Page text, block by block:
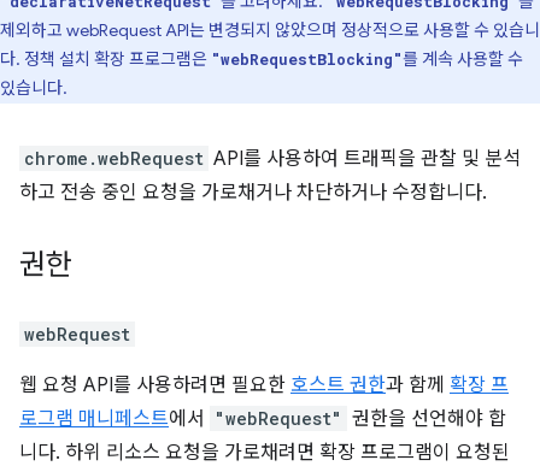
제외하고 webRequest API는 변경되지 않았으며 정상적으로 사용할 수 있습니
다. 정책 설치 확장 프로그램은 "webRequestBlocking"를 계속 사용할 수
있습니다.
chrome.webRequest API를 사용하여 트래픽을 관찰 및 분석
하고 전송 중인 요청을 가로채거나 차단하거나 수정합니다.
권한
webRequest
웹 요청 API를 사용하려면 필요한 호스트 권한과 함께 확장 프
로그램 매니페스트에서 "webRequest" 권한을 선언해야 합
니다. 하위 리소스 요청을 가로채려면 확장 프로그램이 요청된